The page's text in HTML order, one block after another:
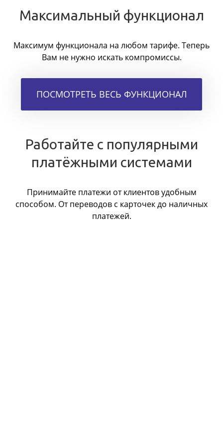
Максимальный функционал
Максимум функционала на любом тарифе. Теперь
Вам не нужно искать компромиссы.
ПОСМОТРЕТЬ ВЕСЬ ФУНКЦИОНАЛ
Работайте с популярными
платёжными системами
Принимайте платежи от клиентов удобным
способом. От переводов с карточек до наличных
платежей.